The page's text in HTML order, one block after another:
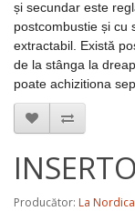
și secundar este
postcombustie și cu
extractabil. Există
de la stânga la
poate achizitiona
Producător: La